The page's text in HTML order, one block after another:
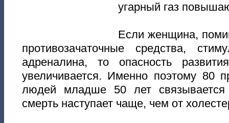
угарный газ
Если женщина,
противозачаточные средства,
адреналина, то опасность
увеличивается. Именно поэтому 80
людей младше 50 лет
смерть наступает чаще, чем от